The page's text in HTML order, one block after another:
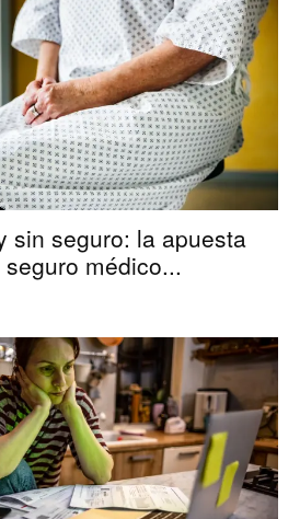
sin seguro: la apuesta
médico...